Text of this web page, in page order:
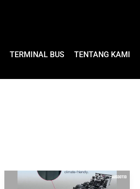
TERMINAL BUS TENTANG KAMI